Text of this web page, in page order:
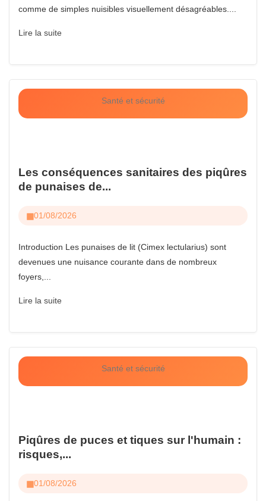
comme de simples nuisibles visuellement désagréables....
Lire la suite
Santé et sécurité
Les conséquences sanitaires des piqûres
de punaises de...
01/08/2026
Introduction Les punaises de lit (Cimex lectularius) sont
devenues une nuisance courante dans de nombreux
foyers,...
Lire la suite
Santé et sécurité
Piqûres de puces et tiques sur l'humain :
risques,...
01/08/2026